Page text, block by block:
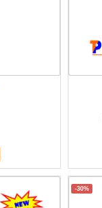
-30%